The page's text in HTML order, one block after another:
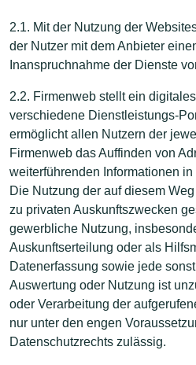
2.1. Mit der Nutzung der
der Nutzer mit dem Anbieter
Inanspruchnahme der Dienste
2.2. Firmenweb stellt ein
verschiedene Dienstleistungs-
ermöglicht allen Nutzern der
Firmenweb das Auffinden von
weiterführenden Informationen
Die Nutzung der auf diesem
zu privaten Auskunftszwecken
gewerbliche Nutzung,
Auskunftserteilung oder als
Datenerfassung sowie jede
Auswertung oder Nutzung ist
oder Verarbeitung der
nur unter den engen
Datenschutzrechts zulässig.